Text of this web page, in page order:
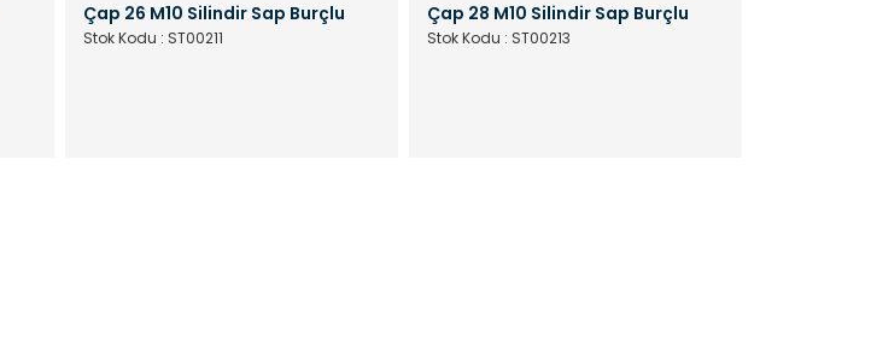
Çap 26 M10 Silindir Sap Burçlu
Stok Kodu : ST00211
Çap 28 M10 Silindir Sap Burçlu
Stok Kodu : ST00213